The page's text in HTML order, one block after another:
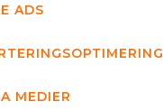
ADS
MEDIER